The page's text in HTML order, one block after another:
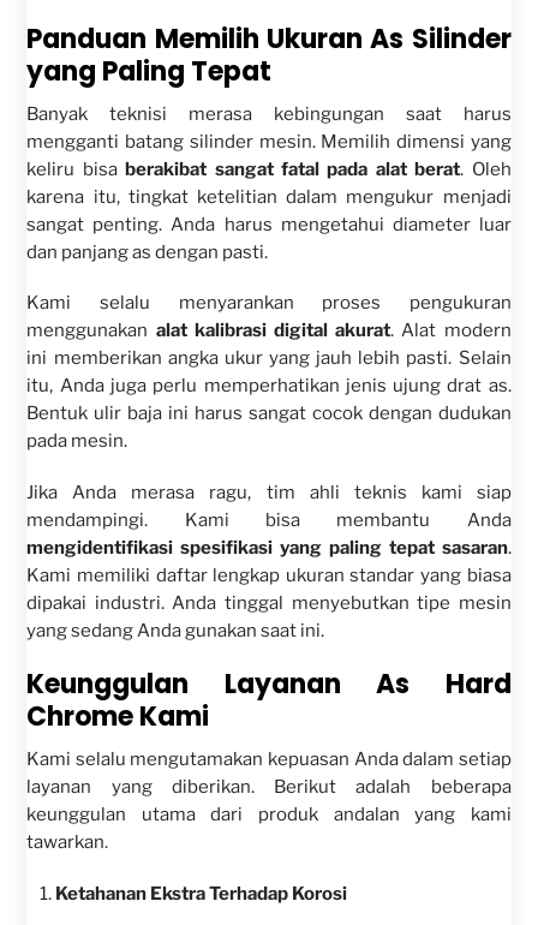
Panduan Memilih Ukuran As Silinder
yang Paling Tepat
Banyak teknisi merasa kebingungan saat harus
mengganti batang silinder mesin. Memilih dimensi yang
keliru bisaberakibat sangat fatal pada alat berat. Oleh
karena itu, tingkat ketelitian dalam mengukur menjadi
sangat penting. Anda harus mengetahui diameter luar
dan panjang as dengan pasti.
Kami selalu menyarankan proses pengukuran
menggunakan alat kalibrasi digital akurat. Alat modern
ini memberikan angka ukur yang jauh lebih pasti. Selain
itu, Anda juga perlu memperhatikan jenis ujung drat as.
Bentuk ulir baja ini harus sangat cocok dengan dudukan
pada mesin.
Jika Anda merasa ragu, tim ahli teknis kami siap
mendampingi. Kami bisa membantu Anda
mengidentifikasi spesifikasi yang paling tepat sasaran.
Kami memiliki daftar lengkap ukuran standar yang biasa
dipakai industri. Anda tinggal menyebutkan tipe mesin
yang sedang Anda gunakan saat ini.
Keunggulan Layanan As Hard
Chrome Kami
Kami selalu mengutamakan kepuasan Anda dalam setiap
layanan yang diberikan. Berikut adalah beberapa
keunggulan utama dari produk andalan yang kami
tawarkan.
Ketahanan Ekstra Terhadap Korosi